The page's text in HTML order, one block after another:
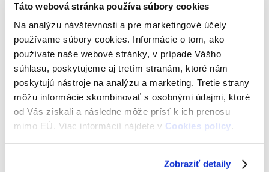
Táto webová stránka používa súbory cookies
Na analýzu návštevnosti a pre marketingové účely
používame súbory cookies. Informácie o tom, ako
používate naše webové stránky, v prípade Vášho
súhlasu, poskytujeme aj tretím stranám, ktoré nám
poskytujú nástroje na analýzu a marketing. Tretie strany
môžu informácie skombinovať s osobnými údajmi, ktoré
od Vás získali a následne môže prísť k ich prenosu
mimo EÚ. Viac informácií nájdete v Cookies policy.
Zobraziť detaily